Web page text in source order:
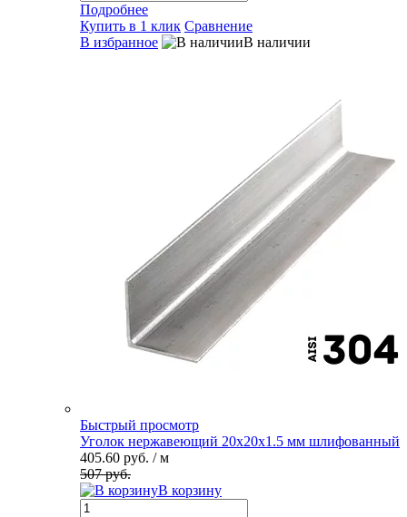
Подробнее
Купить в 1 клик Сравнение
В избранное
В наличии
Быстрый просмотр
Уголок нержавеющий 20х20х1.5 мм шлифованный
405.60 руб. / м
507 руб.
В корзину